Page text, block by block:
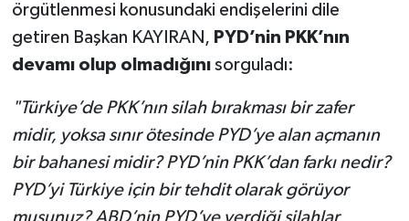
örgütlenmesi konusundaki endişelerini dile
getiren Başkan KAYIRAN, PYD’nin PKK’nın
devamı olup olmadığınısorguladı:
"Türkiye’de PKK’nın silah bırakması bir zafer
midir, yoksa sınır ötesinde PYD’ye alan açmanın
bir bahanesi midir? PYD’nin PKK’dan farkı nedir?
PYD’yi Türkiye için bir tehdit olarak görüyor